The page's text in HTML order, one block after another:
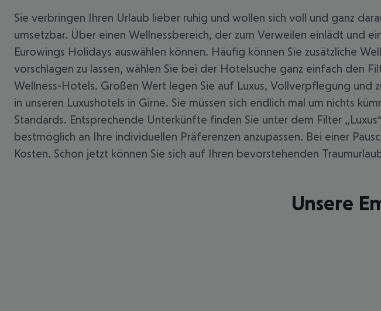
Sie verbringen Ihren Urlaub lieber ruhig und wollen sich voll und ganz
umsetzbar. Über einen Wellnessbereich, der zum Verweilen einlädt
Eurowings Holidays auswählen können. Häufig können Sie zusätzliche
vorschlagen zu lassen, wählen Sie bei der Hotelsuche ganz einfach den
Wellness-Hotels. Großen Wert legen Sie auf Luxus, Vollverpflegung
in unseren Luxushotels in Girne. Sie müssen sich endlich mal um nichts
Standards. Entsprechende Unterkünfte finden Sie unter dem Filter
bestmöglich an Ihre individuellen Präferenzen anzupassen. Bei einer
Kosten. Schon jetzt können Sie sich auf Ihren bevorstehenden
Unsere